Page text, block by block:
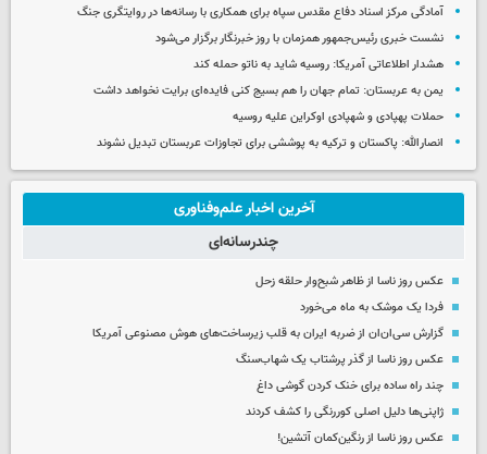
آمادگی مرکز اسناد دفاع مقدس سپاه برای همکاری با رسانه‌ها در روایتگری جنگ
نشست خبری رئیس‌جمهور همزمان با روز خبرنگار برگزار می‌شود
هشدار اطلاعاتی آمریکا: روسیه شاید به ناتو حمله کند
یمن به عربستان: تمام جهان را هم بسیج کنی فایده‌ای برایت نخواهد داشت
حملات پهپادی و شهپادی اوکراین علیه روسیه
انصارالله: پاکستان و ترکیه به پوششی برای تجاوزات عربستان تبدیل نشوند
آخرین اخبار علم‌وفناوری
چندرسانه‌ای
عکس روز ناسا از ظاهر شبح‌وار حلقه زحل
فردا یک موشک به ماه می‌خورد
گزارش سی‌ان‌ان از ضربه ایران به قلب زیرساخت‌های هوش مصنوعی آمریکا
عکس روز ناسا از گذر پرشتاب یک شهاب‌سنگ
چند راه‌ ساده برای خنک کردن گوشی داغ
ژاپنی‌ها دلیل اصلی کوررنگی را کشف کردند
عکس روز ناسا از رنگین‌کمان آتشین!